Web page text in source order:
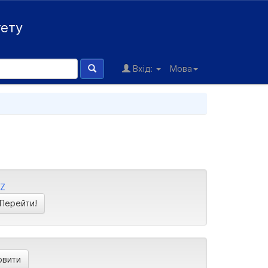
Мова
Вхід:
Z